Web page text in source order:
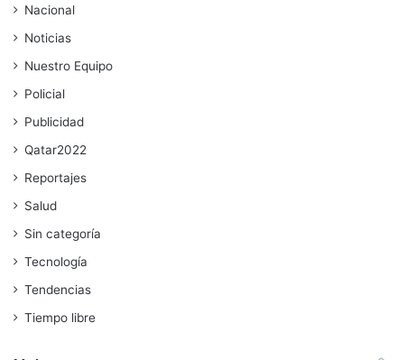
Nacional
Noticias
Nuestro Equipo
Policial
Publicidad
Qatar2022
Reportajes
Salud
Sin categoría
Tecnología
Tendencias
Tiempo libre